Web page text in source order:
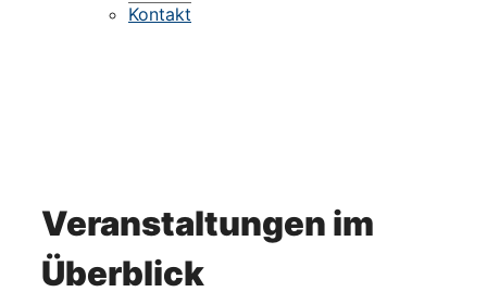
Kontakt
Veranstaltungen im
Überblick